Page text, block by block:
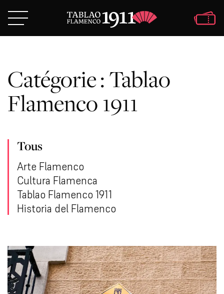
Catégorie :Tablao
Flamenco 1911
Tous
Arte Flamenco
Cultura Flamenca
Tablao Flamenco 1911
Historia del Flamenco